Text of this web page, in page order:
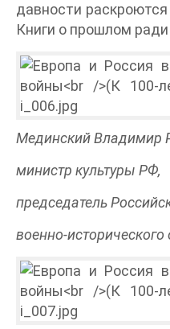
давности раскроются
Книги о прошлом
Мединский Владимир
министр культуры РФ,
председатель
военно-